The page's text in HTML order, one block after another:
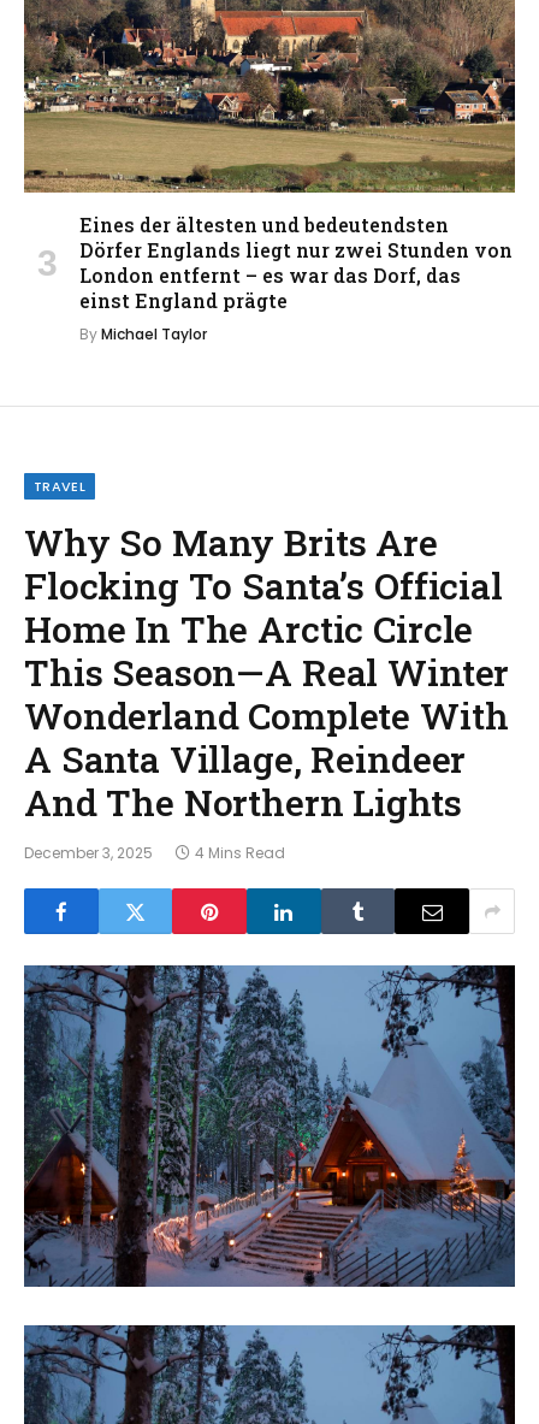
Eines der ältesten und bedeutendsten
Dörfer Englands liegt nur zwei Stunden von
London entfernt – es war das Dorf, das
einst England prägte
ByMichael Taylor
TRAVEL
Why So Many Brits Are
Flocking To Santa’s Official
Home In The Arctic Circle
This Season—A Real Winter
Wonderland Complete With
A Santa Village, Reindeer
And The Northern Lights
December 3, 2025 4 Mins Read